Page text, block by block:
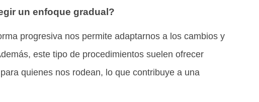
un enfoque gradual?
progresiva nos permite adaptarnos a los cambios y
este tipo de procedimientos suelen ofrecer
quienes nos rodean, lo que contribuye a una